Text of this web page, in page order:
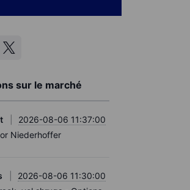
sur le marché
2026-08-06 11:37:00
Niederhoffer
2026-08-06 11:30:00